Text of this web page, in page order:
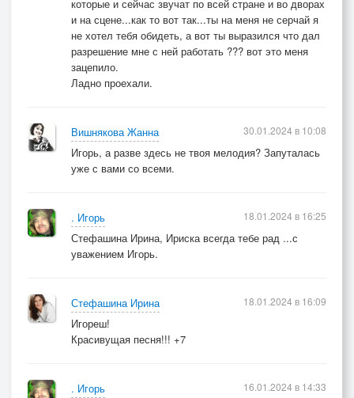
которые и сейчас звучат по всей стране и во дворах
и на сцене...как то вот так...ты на меня не серчай я
не хотел тебя обидеть, а вот ты выразился что дал
разрешение мне с ней работать ??? вот это меня
зацепило.
Ладно проехали.
Вишнякова Жанна
Игорь, а разве здесь не твоя мелодия? Запуталась
уже с вами со всеми.
30.01.2024 в 10:08
. Игорь
Стефашина Ирина, Ириска всегда тебе рад ...с
уважением Игорь.
18.01.2024 в 16:25
Стефашина Ирина
Игореш!
Красивущая песня!!! +7
18.01.2024 в 16:09
. Игорь 16.01.2024 в 14:33